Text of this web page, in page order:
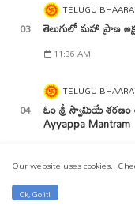
TELUGU
తెలుగులో మహా ప్రాణ
11:36 AM
TELUGU
ఓం శ్రీ స్వామియే శరణం
Ayyappa Mantram
Our website uses cookies..
Ok, Go it!